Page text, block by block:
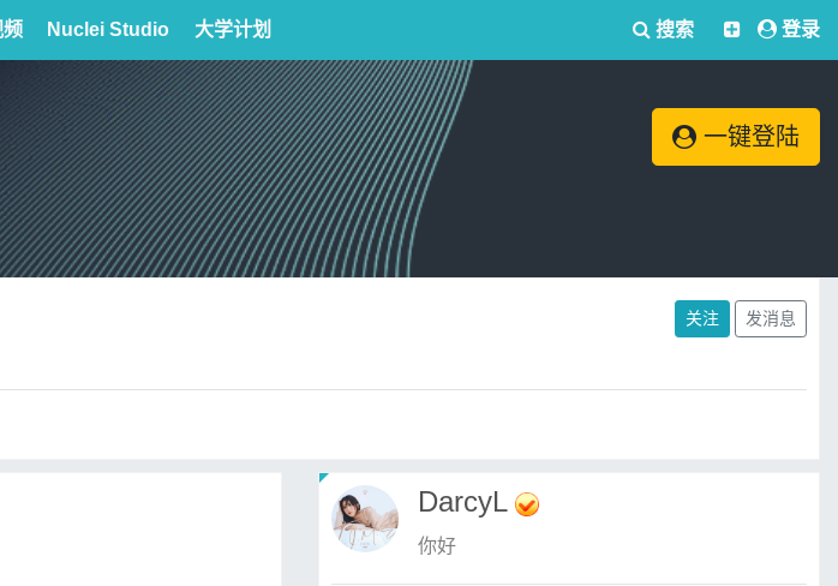
Nuclei Studio 大学计划 搜索 登录
一键登陆
关注 发消息
DarcyL
你好